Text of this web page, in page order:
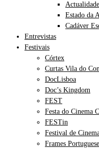
Estado da
Cadáver
Entrevistas
Festivais
Córtex
Curtas Vila do
DocLisboa
Doc’s Kingdom
FEST
Festa do Cinema
FESTin
Festival de
Frames